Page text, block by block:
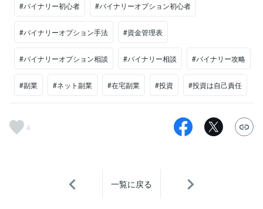
#バイナリー初心者 #バイナリーオプション初心者
#バイナリーオプション手法 #資金管理表
#バイナリーオプション相談 #バイナリー相談 #バイナリー攻略
#副業 #ネット副業 #在宅副業 #投資 #投資は自己責任
4
一覧に戻る